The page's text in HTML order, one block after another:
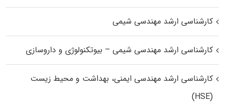
کارشناسی ارشد مهندسی شیمی
کارشناسی ارشد مهندسی شیمی – بیوتکنولوژی و داروسازی
کارشناسی ارشد مهندسی ایمنی، بهداشت و محیط زیست
(HSE)